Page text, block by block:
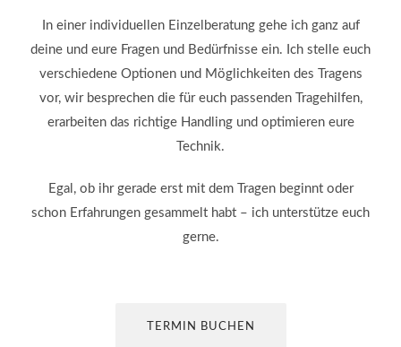
In einer individuellen Einzelberatung gehe ich ganz auf
deine und eure Fragen und Bedürfnisse ein. Ich stelle euch
verschiedene Optionen und Möglichkeiten des Tragens
vor, wir besprechen die für euch passenden Tragehilfen,
erarbeiten das richtige Handling und optimieren eure
Technik.
Egal, ob ihr gerade erst mit dem Tragen beginnt oder
schon Erfahrungen gesammelt habt – ich unterstütze euch
gerne.
TERMIN BUCHEN